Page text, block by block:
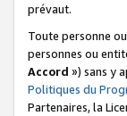
prévaut.
Toute personne
personnes ou
Accord ») sans y
Politiques du
Partenaires, la